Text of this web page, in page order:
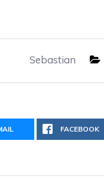
Sebastian
FACEBOOK